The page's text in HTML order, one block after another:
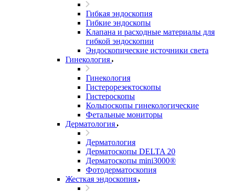
Гибкая эндоскопия
Гибкие эндоскопы
Клапана и расходные материалы для
гибкой эндоскопии
Эндоскопические источники света
Гинекология
Гинекология
Гистерорезектоскопы
Гистероскопы
Кольпоскопы гинекологические
Фетальные мониторы
Дерматология
Дерматология
Дерматоскопы DELTA 20
Дерматоскопы mini3000®
Фотодерматоскопия
Жесткая эндоскопия